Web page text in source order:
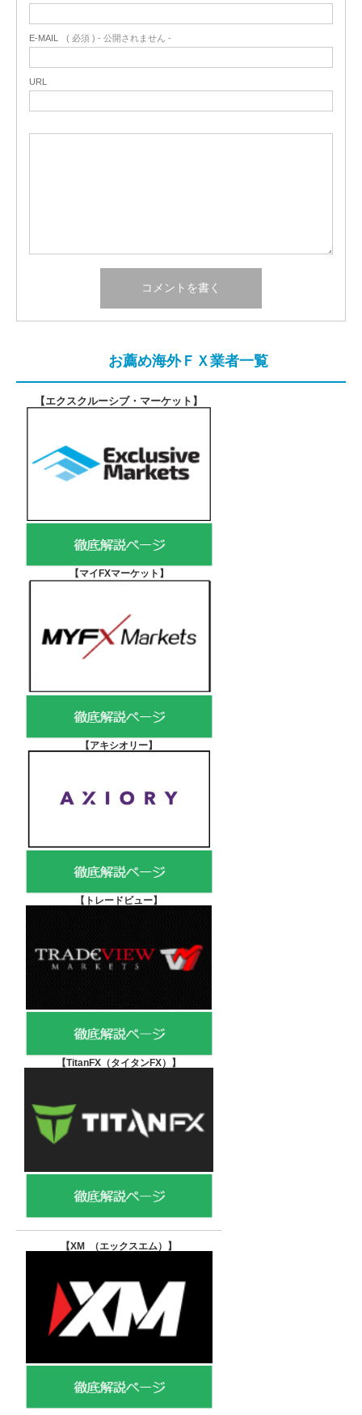
E-MAIL ( 必須 ) - 公開されません -
URL
お薦め海外ＦＸ業者一覧
【エクスクルーシブ・マーケット 】
【マイFXマーケット 】
【アキシオリー】
【 トレードビュー】
【TitanFX（タイタンFX） 】
【XM （エックスエム） 】